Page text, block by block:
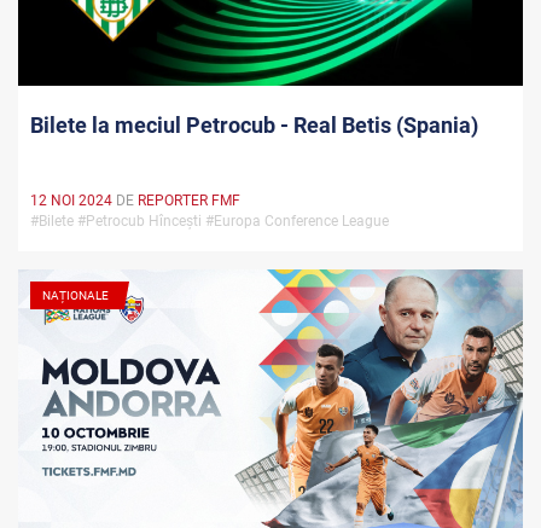
Bilete la meciul Petrocub - Real Betis (Spania)
12 NOI 2024 DE REPORTER FMF
#Bilete #Petrocub Hîncești #Europa Conference League
NAȚIONALE